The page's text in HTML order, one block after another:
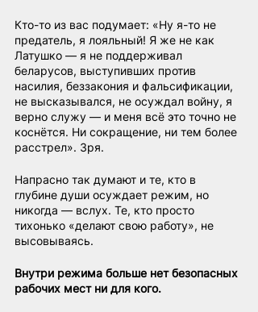
Кто-то из вас подумает: «Ну я-то не
предатель, я лояльный! Я же не как
Латушко — я не поддерживал
беларусов, выступивших против
насилия, беззакония и фальсификации,
не высказывался, не осуждал войну, я
верно служу — и меня всё это точно не
коснётся. Ни сокращение, ни тем более
расстрел». Зря.
Напрасно так думают и те, кто в
глубине души осуждает режим, но
никогда — вслух. Те, кто просто
тихонько «делают свою работу», не
высовываясь.
Внутри режима больше нет безопасных
рабочих мест ни для кого.